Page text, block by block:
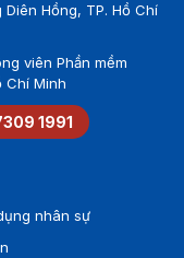
Hồng, TP. Hồ Chí
viên Phần mềm
Chí Minh
1991
nhân sự